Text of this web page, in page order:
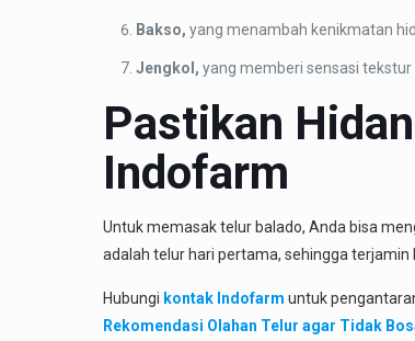
Bakso, yang menambah kenikmatan
Jengkol, yang memberi sensasi
Pastikan
Indofarm
Untuk memasak telur balado, Anda bisa
adalah telur hari pertama, sehingga
Hubungi kontak Indofarm untuk
Rekomendasi Olahan Telur agar Tidak